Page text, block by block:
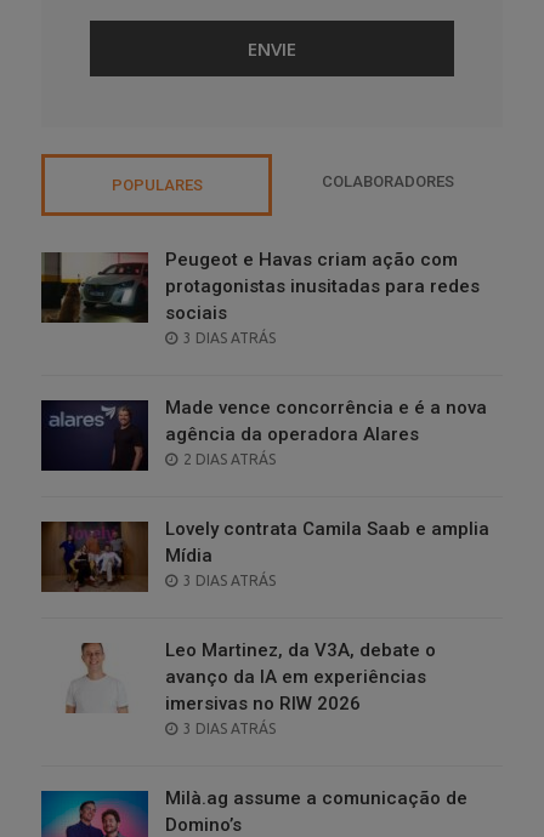
POPULARES COLABORADORES
Peugeot e Havas criam ação com
protagonistas inusitadas para redes
sociais
POSTED
3 DIAS ATRÁS
Made vence concorrência e é a nova
agência da operadora Alares
POSTED
2 DIAS ATRÁS
Lovely contrata Camila Saab e amplia
Mídia
POSTED
3 DIAS ATRÁS
Leo Martinez, da V3A, debate o
avanço da IA em experiências
imersivas no RIW 2026
POSTED
3 DIAS ATRÁS
Milà.ag assume a comunicação de
Domino’s